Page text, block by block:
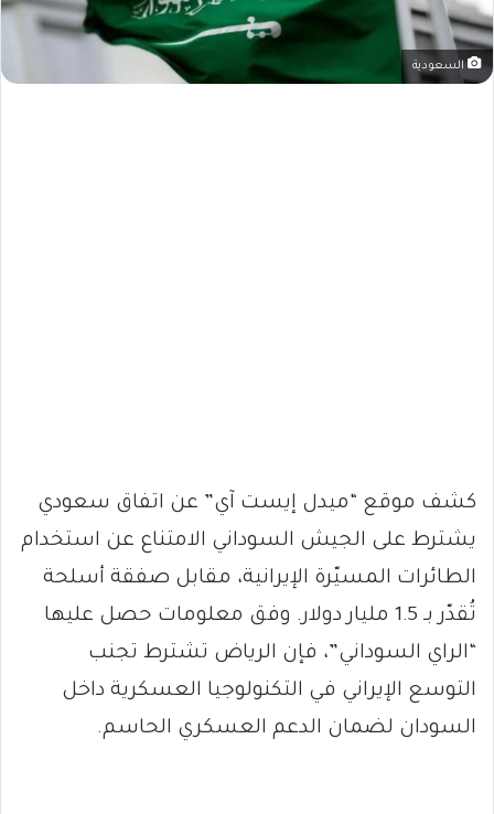
السعودية
كشف موقع “ميدل إيست آي” عن اتفاق سعودي
يشترط على الجيش السوداني الامتناع عن استخدام
الطائرات المسيّرة الإيرانية، مقابل صفقة أسلحة
تُقدّر بـ 1.5 مليار دولار. وفق معلومات حصل عليها
“الراي السوداني”، فإن الرياض تشترط تجنب
التوسع الإيراني في التكنولوجيا العسكرية داخل
السودان لضمان الدعم العسكري الحاسم.